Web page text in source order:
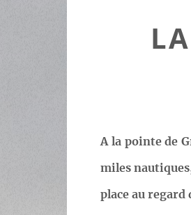
A la pointe de
miles
place au regard